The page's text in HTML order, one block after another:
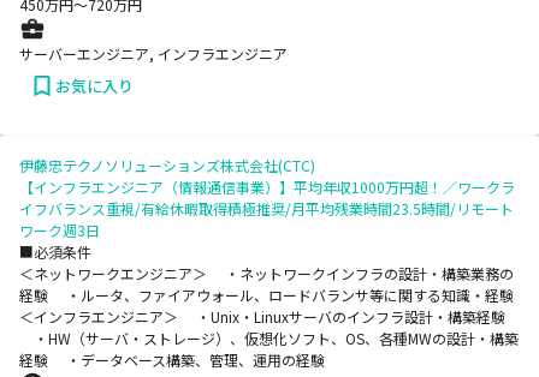
450万円〜720万円
サーバーエンジニア, インフラエンジニア
お気に入り
伊藤忠テクノソリューションズ株式会社(CTC)
【インフラエンジニア（情報通信事業）】平均年収1000万円超！／ワークラ
イフバランス重視/有給休暇取得積極推奨/月平均残業時間23.5時間/リモート
ワーク週3日
■必須条件
＜ネットワークエンジニア＞ ・ネットワークインフラの設計・構築業務の
経験 ・ルータ、ファイアウォール、ロードバランサ等に関する知識・経験
＜インフラエンジニア＞ ・Unix・Linuxサーバのインフラ設計・構築経験
・HW（サーバ・ストレージ）、仮想化ソフト、OS、各種MWの設計・構築
経験 ・データベース構築、管理、運用の経験